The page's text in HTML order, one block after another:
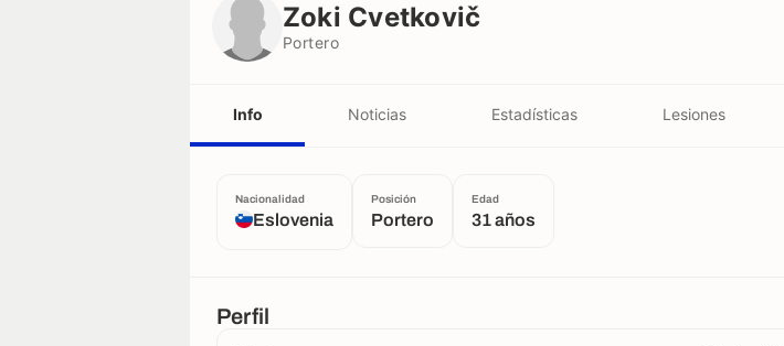
Zoki Cvetkovič
Portero
Info Noticias Estadísticas Lesiones
Nacionalidad
Eslovenia
Posición
Portero
Edad
31 años
Perfil